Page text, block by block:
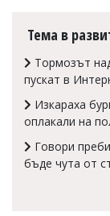
носи
отговорност
тях!
откриете
обиден
Тема в
Тормозът
пускат в
Изкараха
оплакали на
Говори
бъде чута от